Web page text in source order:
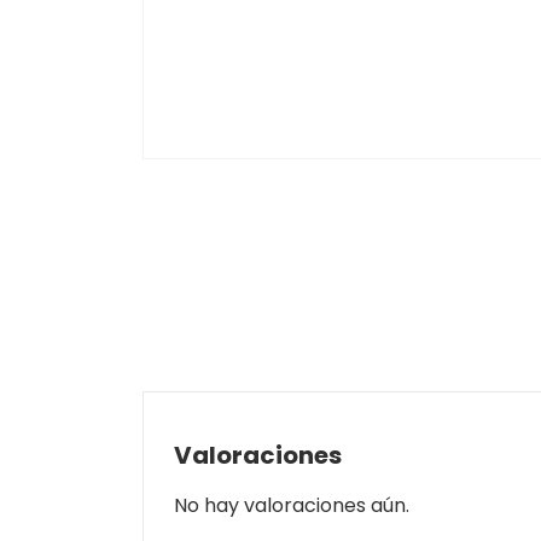
Valoraciones
No hay valoraciones aún.